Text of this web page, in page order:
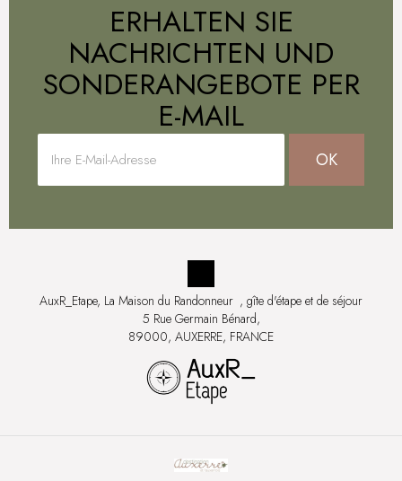
ERHALTEN SIE
NACHRICHTEN UND
SONDERANGEBOTE PER
E-MAIL
OK
AuxR_Etape, La Maison du Randonneur , gîte d'étape et de séjour
5 Rue Germain Bénard,
89000, AUXERRE, FRANCE